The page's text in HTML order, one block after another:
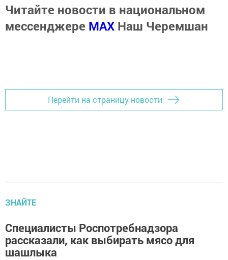
Читайте новости в национальном
мессенджере MАХ Наш Черемшан
Перейти на страницу новости
ЗНАЙТЕ
Специалисты Роспотребнадзора
рассказали, как выбирать мясо для
шашлыка